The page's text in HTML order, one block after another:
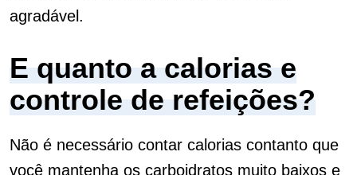
agradável.
E quanto a calorias e
controle de refeições?
Não é necessário contar calorias contanto que
você mantenha os carboidratos muito baixos e